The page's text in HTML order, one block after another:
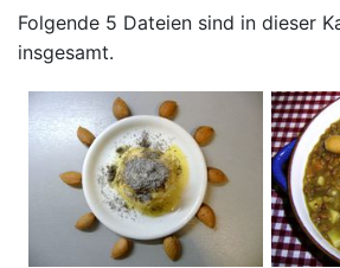
Folgende 5 Dateien sind in dieser
insgesamt.